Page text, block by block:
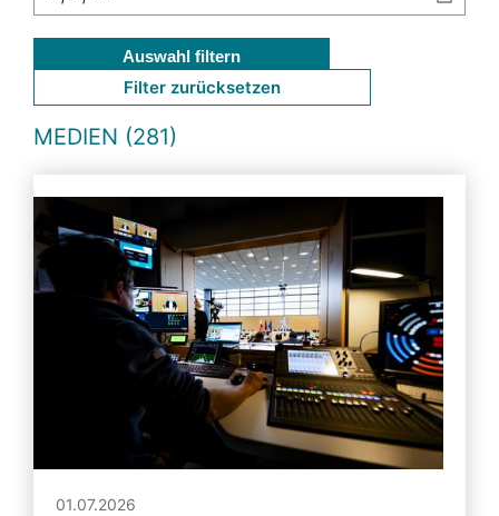
Auswahl filtern
Filter zurücksetzen
MEDIEN (281)
01.07.2026